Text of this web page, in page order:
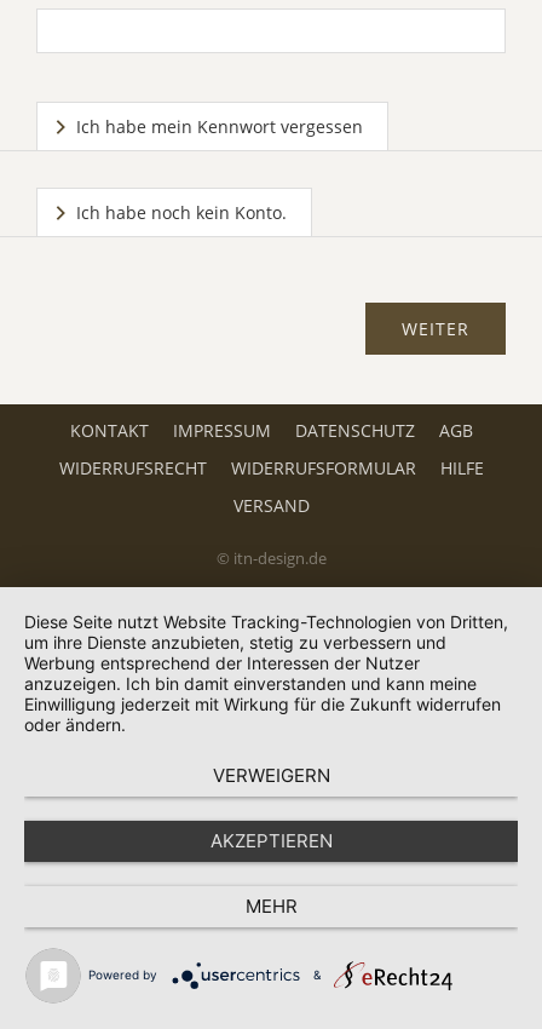
Ich habe mein Kennwort vergessen
Ich habe noch kein Konto.
KONTAKT IMPRESSUM DATENSCHUTZ
AGB
WIDERRUFSRECHT
WIDERRUFSFORMULAR
HILFE
VERSAND
© itn-design.de
Diese Seite nutzt Website Tracking-Technologien von Dritten,
um ihre Dienste anzubieten, stetig zu verbessern und
Werbung entsprechend der Interessen der Nutzer
anzuzeigen. Ich bin damit einverstanden und kann meine
Einwilligung jederzeit mit Wirkung für die Zukunft widerrufen
oder ändern.
VERWEIGERN
AKZEPTIEREN
MEHR
Powered by &